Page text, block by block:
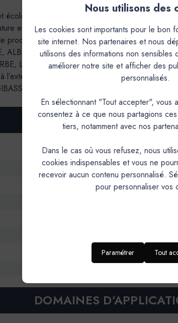
écologique.Sa nature en fait un produit
en fait un produit exceptionnel autant en
produit en extérieur et peut limiter l’usage de
ALBERTE, AURIGON, BARIGOULE, BIMONT,
LAURIER, LONGAGNE, MINOT,
l’extérieur sauf dans le cas d’une I.T.E.
MALLON, MARCEL, PAUL, PANISSE,
PRODUIT
Perméabilité à la vapeur d'eau, très bonne
DOMAINES
Nous utilisons des
Les cookies sont importants pour le bon
site internet. Nos partenaires et nous
utilisons des informations non
améliorer notre site et afficher des
personnalisés.
En sélectionnant "Tout accepter", vous
consentez à ce que nous partagions
tiers, notamment avec nos
Dans le cas où vous refusez, nous
cookies indispensables et vous ne
recevoir aucun contenu personnalisé.
pour personnaliser vos
Paramétrer Tout